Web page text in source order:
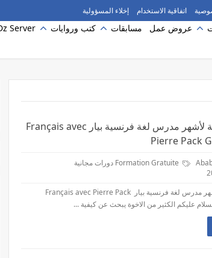
اتفاقية الاستخدام إخلاء المسؤولية
عروض عمل مسابقات كتب وروايات Server
دروس مدفوعة لأشهر مدرس لغة فرنسية بيار Français avec
Pierre Pack
دروس مدفوعة لأشهر مدرس لغة فرنسية بيار Français avec Pierre Pack